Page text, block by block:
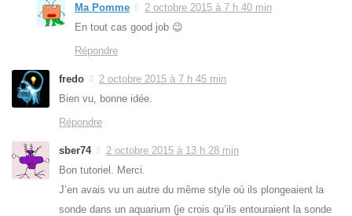
Ma Pomme
2 octobre 2015 à 7 h 40 min
En tout cas good job 😉
Répondre
fredo
2 octobre 2015 à 7 h 45 min
Bien vu, bonne idée.
Répondre
sber74
2 octobre 2015 à 13 h 28 min
Bon tutoriel. Merci.
J’en avais vu un autre du même style où ils plongeaient la
sonde dans un aquarium (je crois qu’ils entouraient la sonde